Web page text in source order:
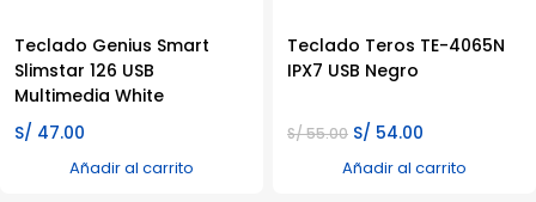
Teclado Genius Smart
Slimstar 126 USB
Multimedia White
S/ 47.00
Añadir al carrito
Teclado Teros TE-4065N
IPX7 USB Negro
S/55.00 El
precio
S/ 54.00
precio
Añadir al carrito